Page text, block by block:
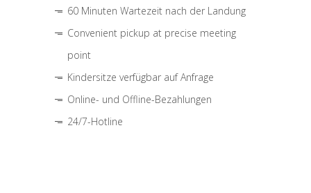
60 Minuten Wartezeit nach der Landung
Convenient pickup at precise meeting
point
Kindersitze verfügbar auf Anfrage
Online- und Offline-Bezahlungen
24/7-Hotline